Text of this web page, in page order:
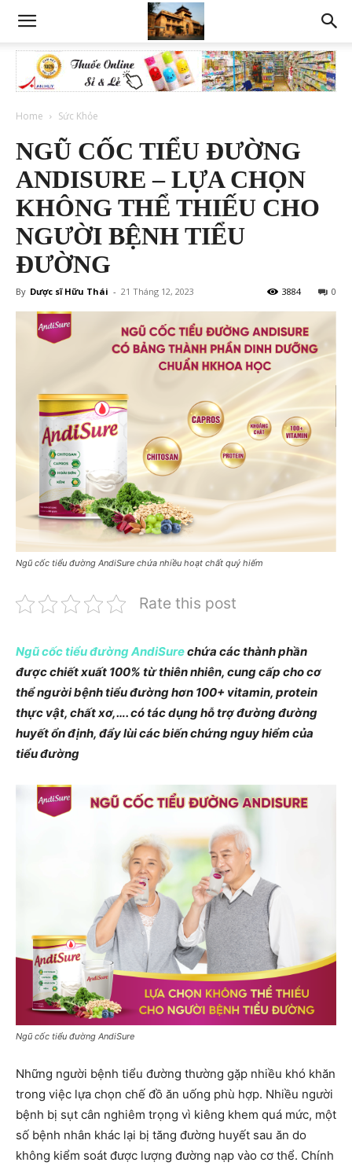
Home Sức Khỏe
​​NGŨ CỐC TIỂU ĐƯỜNG
ANDISURE – LỰA CHỌN
KHÔNG THỂ THIẾU CHO
NGƯỜI BỆNH TIỂU
ĐƯỜNG
By Dược sĩ Hữu Thái - 21 Tháng 12, 2023 0
3884
Ngũ cốc tiểu đường AndiSure chứa nhiều hoạt chất quý hiếm
Rate this post
Ngũ cốc tiểu đường AndiSurechứa các thành phần
được chiết xuất 100% từ thiên nhiên, cung cấp cho cơ
thể người bệnh tiểu đường hơn 100+ vitamin, protein
thực vật, chất xơ,…. có tác dụng hỗ trợ đường đường
huyết ổn định, đẩy lùi các biến chứng nguy hiểm của
tiểu đường
Ngũ cốc tiểu đường AndiSure
Những người bệnh tiểu đường thường gặp nhiều khó khăn
trong việc lựa chọn chế đồ ăn uống phù hợp. Nhiều người
bệnh bị sụt cân nghiêm trọng vì kiêng khem quá mức, một
số bệnh nhân khác lại bị tăng đường huyết sau ăn do
không kiểm soát được lượng đường nạp vào cơ thể. Chính